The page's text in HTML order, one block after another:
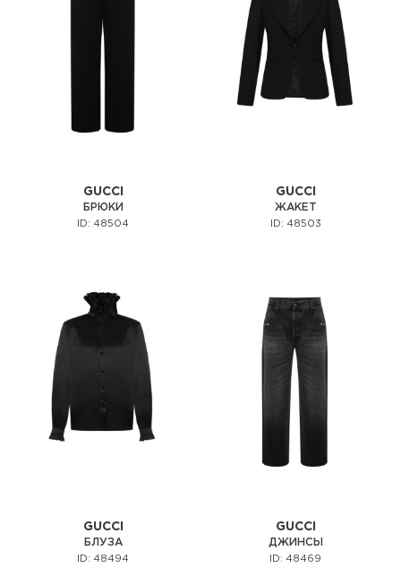
GUCCI
БРЮКИ
ID: 48504
GUCCI
ЖАКЕТ
ID: 48503
GUCCI
БЛУЗА
ID: 48494
GUCCI
ДЖИНСЫ
ID: 48469